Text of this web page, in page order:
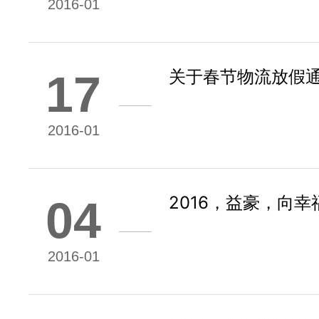
2016-01
17
2016-01
关于春节物流放假
04
2016-01
2016，益豪，向幸